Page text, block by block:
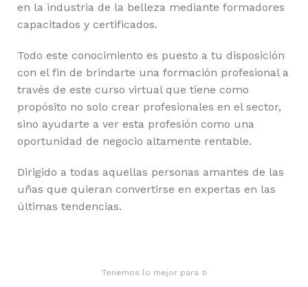
en la industria de la belleza mediante formadores
capacitados y certificados.
Todo este conocimiento es puesto a tu disposición
con el fin de brindarte una formación profesional a
través de este curso virtual que tiene como
propósito no solo crear profesionales en el sector,
sino ayudarte a ver esta profesión como una
oportunidad de negocio altamente rentable.
Dirigido a todas aquellas personas amantes de las
uñas que quieran convertirse en expertas en las
últimas tendencias.
Tenemos lo mejor para ti